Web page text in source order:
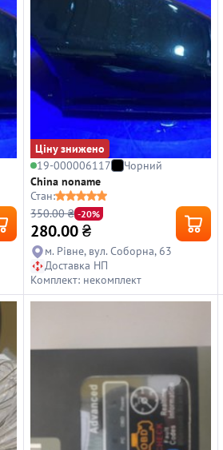
Ціну знижено
19-000006117
Чорний
China noname
Стан:
350.00 ₴ -20%
280.00 ₴
м. Рівне, вул. Соборна, 63
Доставка НП
Комплект: некомплект